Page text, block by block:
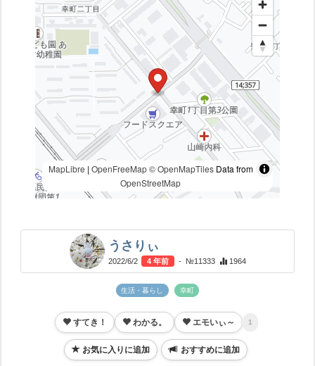
MapLibre | OpenFreeMap © OpenMapTilesData from
OpenStreetMap
うさりぃ
2022/6/2 4 年前 - №11333 1964
生活・暮らし 幸町
すてき！ わかる。 エモいぃ～ 1
お気に入りに追加 おすすめに追加